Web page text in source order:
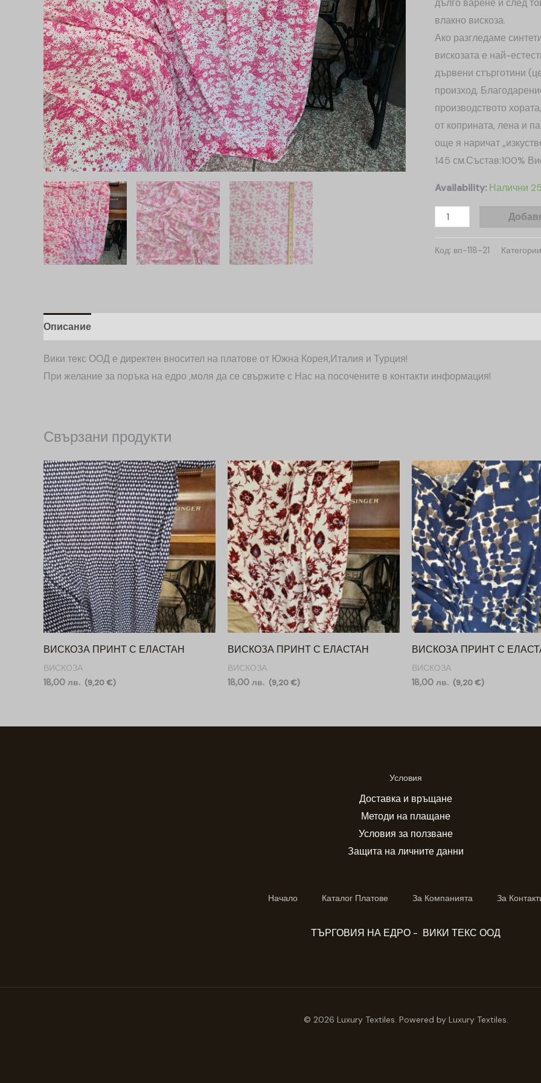
дълго варене и след
влакно вискоза.
Ако разгледаме
вискозата е най-
дървени стърготини
произход.
производството
от коприната, лена и
още я наричат
145 см.Състав:100%
Availability: Налични
Код: вп-118-21
Описание
Вики текс ООД е директен вносител на платове от Южна Корея,Италия и Турция!
При желание за поръка на едро ,моля да се свържите с Нас на посочените в контакти информация!
Свързани продукти
ВИСКОЗА ПРИНТ С ЕЛАСТАН
ВИСКОЗА
18,00 лв. (9,20 €)
ВИСКОЗА ПРИНТ С ЕЛАСТАН
ВИСКОЗА
18,00 лв. (9,20 €)
ВИСКОЗА ПРИНТ С
ВИСКОЗА
18,00 лв. (9,20 €)
Условия
Доставка и връщане
Методи на плащане
Условия за ползване
Защита на личните данни
Начало Каталог Платове За Компанията За
ТЪРГОВИЯ НА ЕДРО - ВИКИ ТЕКС ООД
© 2026 Luxury Textiles. Powered by Luxury Textiles.